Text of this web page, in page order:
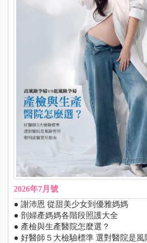
2026年7月號
● 謝沛恩 從甜美少女到優雅媽媽
● 剖婦產媽媽各階段照護大全
● 產檢與生產醫院怎麼選？
● 好醫師５大檢驗標準 選對醫院是風